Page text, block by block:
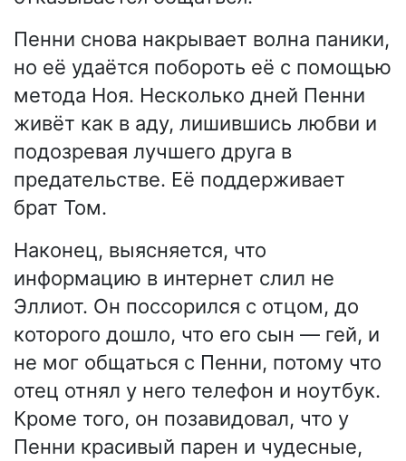
Пенни снова накрывает волна паники,
но её удаётся побороть её с помощью
метода Ноя. Несколько дней Пенни
живёт как в аду, лишившись любви и
подозревая лучшего друга в
предательстве. Её поддерживает
брат Том.
Наконец, выясняется, что
информацию в интернет слил не
Эллиот. Он поссорился с отцом, до
которого дошло, что его сын — гей, и
не мог общаться с Пенни, потому что
отец отнял у него телефон и ноутбук.
Кроме того, он позавидовал, что у
Пенни красивый парен и чудесные,